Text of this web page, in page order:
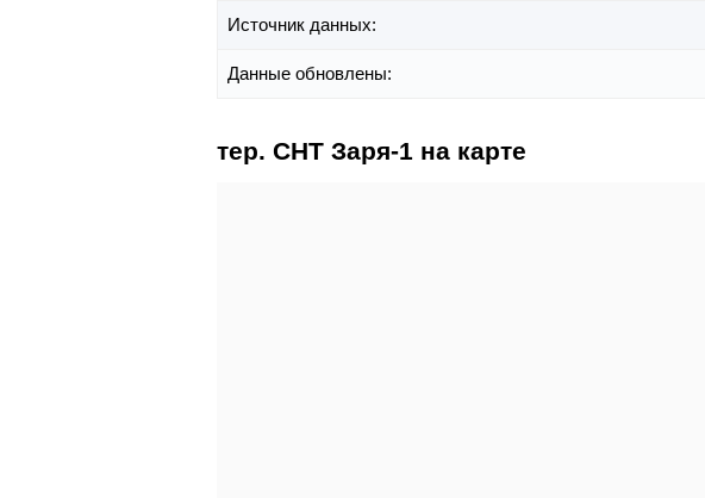
Источник данных:
Данные обновлены:
тер. СНТ Заря-1 на карте